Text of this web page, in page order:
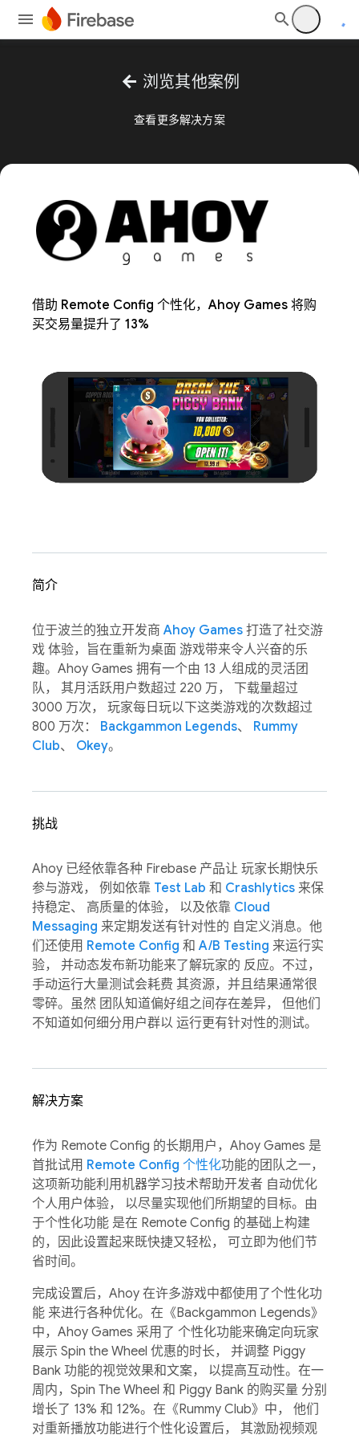
arrow_back 浏览其他案例
查看更多解决方案
借助 Remote Config 个性化，Ahoy Games 将购
买交易量提升了 13%
简介
位于波兰的独立开发商 Ahoy Games 打造了社交游
戏 体验，旨在重新为桌面 游戏带来令人兴奋的乐
趣。Ahoy Games 拥有一个由 13 人组成的灵活团
队， 其月活跃用户数超过 220 万， 下载量超过
3000 万次， 玩家每日玩以下这类游戏的次数超过
800 万次： Backgammon Legends、 Rummy
Club、 Okey。
挑战
Ahoy 已经依靠各种 Firebase 产品让 玩家长期快乐
参与游戏， 例如依靠 Test Lab 和 Crashlytics 来保
持稳定、 高质量的体验， 以及依靠 Cloud
Messaging 来定期发送有针对性的 自定义消息。他
们还使用 Remote Config 和 A/B Testing 来运行实
验， 并动态发布新功能来了解玩家的 反应。不过，
手动运行大量测试会耗费 其资源，并且结果通常很
零碎。虽然 团队知道偏好组之间存在差异， 但他们
不知道如何细分用户群以 运行更有针对性的测试。
解决方案
作为 Remote Config 的长期用户，Ahoy Games 是
首批试用 Remote Config 个性化功能的团队之一，
这项新功能利用机器学习技术帮助开发者 自动优化
个人用户体验， 以尽量实现他们所期望的目标。由
于个性化功能 是在 Remote Config 的基础上构建
的，因此设置起来既快捷又轻松， 可立即为他们节
省时间。
完成设置后，Ahoy 在许多游戏中都使用了个性化功
能 来进行各种优化。在《Backgammon Legends》
中，Ahoy Games 采用了 个性化功能来确定向玩家
展示 Spin the Wheel 优惠的时长， 并调整 Piggy
Bank 功能的视觉效果和文案， 以提高互动性。在一
周内，Spin The Wheel 和 Piggy Bank 的购买量 分别
增长了 13% 和 12%。在《Rummy Club》中， 他们
对重新播放功能进行个性化设置后， 其激励视频观